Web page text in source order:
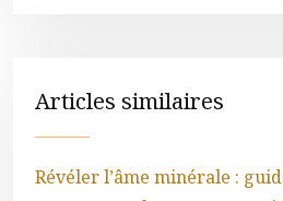
Articles similaires
Révéler l’âme minérale :